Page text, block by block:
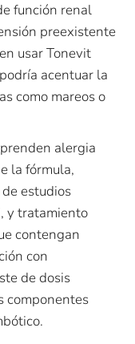
función renal
preexistente
usar Tonevit
acentuar la
como mareos o
alergia
la fórmula,
estudios
y tratamiento
contengan
con
de dosis
componentes